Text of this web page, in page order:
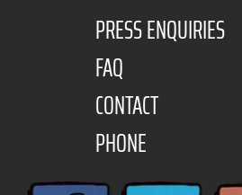
PRESS ENQUIRIES
FAQ
CONTACT
PHONE